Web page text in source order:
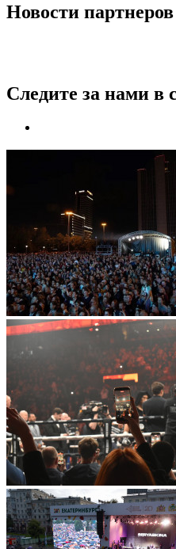
Новости партнеров
Следите за нами в